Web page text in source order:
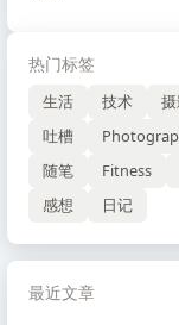
热门标签
生活 技术
吐槽
随笔
Fitness
感想
日记
最近文章